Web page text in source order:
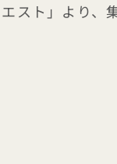
ト」より、